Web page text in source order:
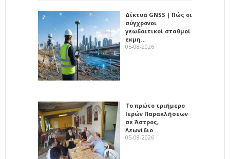
Δίκτυα GNSS | Πώς οι
σύγχρονοι
γεωδαιτικοί σταθμοί
εκμη…
05-08-2026
Το πρώτο τριήμερο
Ιερών Παρακλήσεων
σε Άστρος,
Λεωνίδιο…
05-08-2026